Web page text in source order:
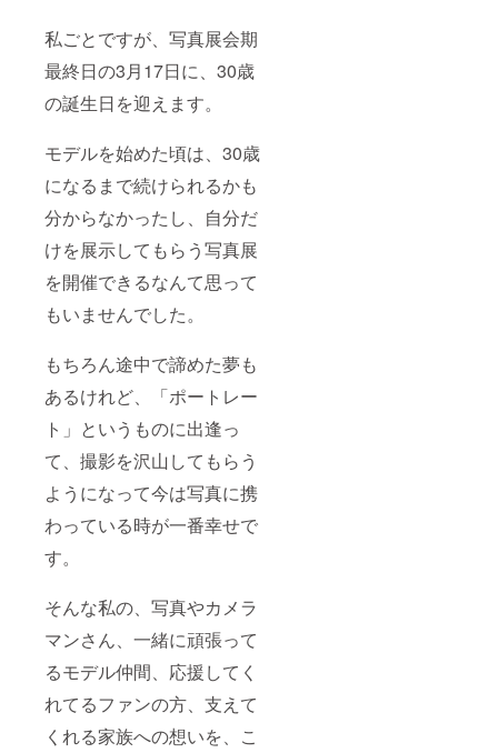
私ごとですが、写真展会期
最終日の3月17日に、30歳
の誕生日を迎えます。
モデルを始めた頃は、30歳
になるまで続けられるかも
分からなかったし、自分だ
けを展示してもらう写真展
を開催できるなんて思って
もいませんでした。
もちろん途中で諦めた夢も
あるけれど、「ポートレー
ト」というものに出逢っ
て、撮影を沢山してもらう
ようになって今は写真に携
わっている時が一番幸せで
す。
そんな私の、写真やカメラ
マンさん、一緒に頑張って
るモデル仲間、応援してく
れてるファンの方、支えて
くれる家族への想いを、こ